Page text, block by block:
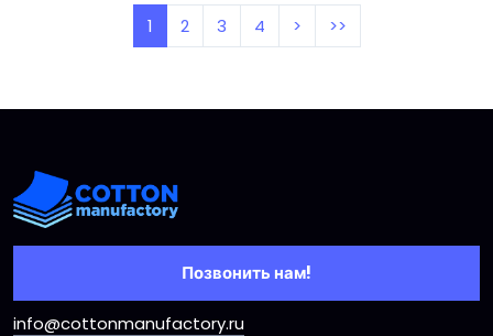
1 2 3 4 > >>
Позвонить нам!
info@cottonmanufactory.ru